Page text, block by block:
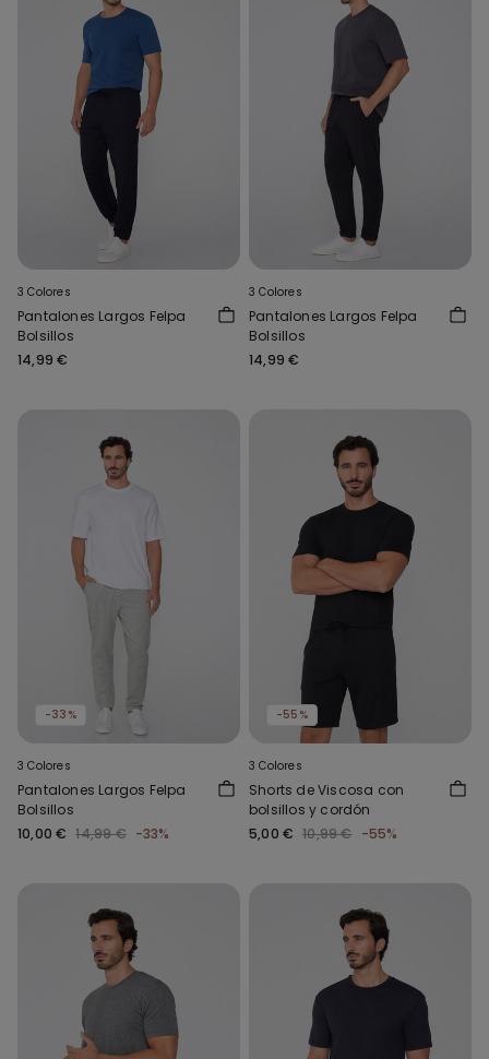
3 Colores
Pantalones Largos Felpa
Bolsillos
14,99 €
3 Colores
Pantalones Largos Felpa
Bolsillos
14,99 €
-33%
3 Colores
Pantalones Largos Felpa
Bolsillos
10,00 € 14,99 € -33%
-55%
3 Colores
Shorts de Viscosa con
bolsillos y cordón
5,00 € 10,99 € -55%